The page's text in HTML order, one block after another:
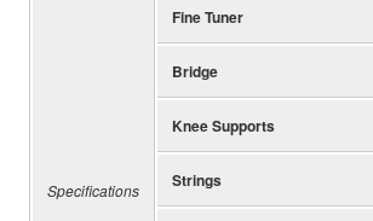
Specifications
Fine Tuner
Bridge
Knee Supports
Strings